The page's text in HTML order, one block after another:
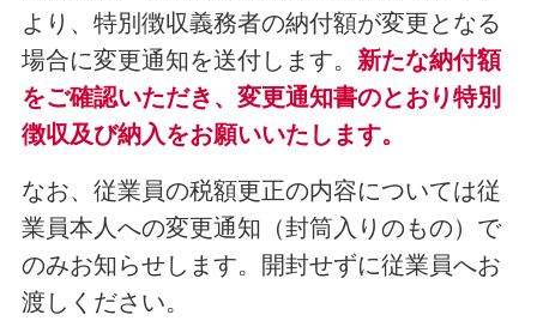
より、特別徴収義務者の納付額が変更となる
場合に変更通知を送付します。 新たな納付額
をご確認いただき、変更通知書のとおり特別
徴収及び納入をお願いいたします。
なお、従業員の税額更正の内容については従
業員本人への変更通知（封筒入りのもの）で
のみお知らせします。開封せずに従業員へお
渡しください。